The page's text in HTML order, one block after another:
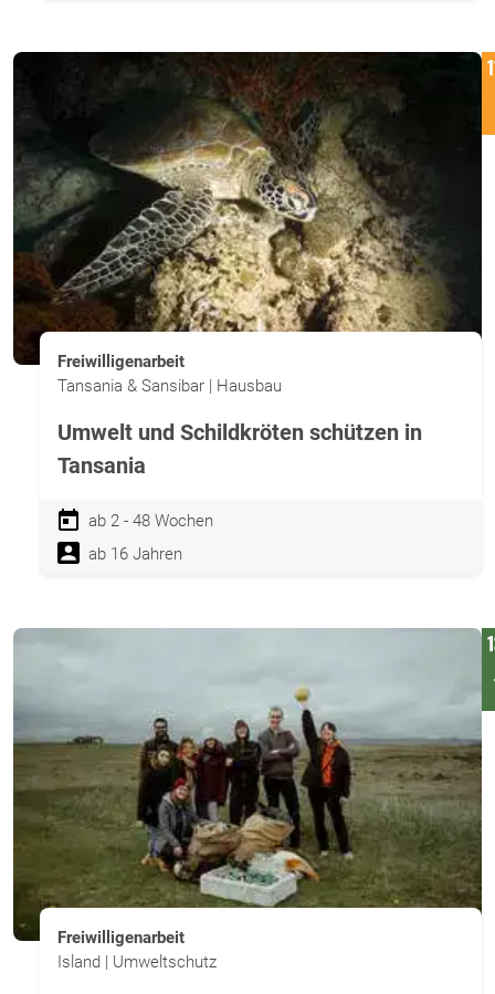
Freiwilligenarbeit
Tansania & Sansibar | Hausbau
Umwelt und Schildkröten schützen in
Tansania
ab 2 - 48 Wochen
ab 16 Jahren
Freiwilligenarbeit
Island | Umweltschutz